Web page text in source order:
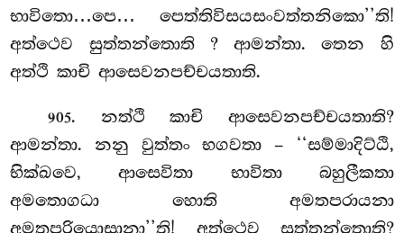
භාවිතො…පෙ… පෙත්තිවිසයසංවත්තනිකො’’ති!
අත්ථෙව සුත්තන්තොති ? ආමන්තා. තෙන හි
අත්ථි කාචි ආසෙවනපච්චයතාති.
905. නත්ථිකාචි ආසෙවනපච්චයතාති?
ආමන්තා. නනු වුත්තං භගවතා – ‘‘සම්මාදිට්ඨි,
භික්ඛවෙ, ආසෙවිතා භාවිතා බහුලීකතා
අමතොගධා හොති අමතපරායනා
අමතපරියොසානා’’ති! අත්ථෙව සුත්තන්තොති?